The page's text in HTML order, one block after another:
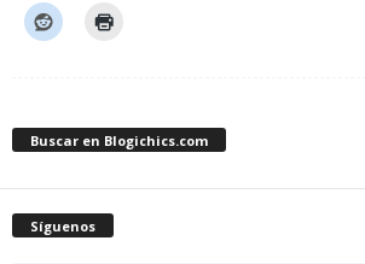
Buscar en Blogichics.com
Síguenos